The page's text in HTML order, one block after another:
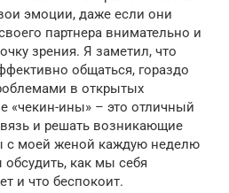
эмоции, даже если они
партнера внимательно и
зрения. Я заметил, что
общаться, гораздо
в открытых
«чекин-ины» – это отличный
и решать возникающие
с моей женой каждую неделю
как мы себя
и что беспокоит.